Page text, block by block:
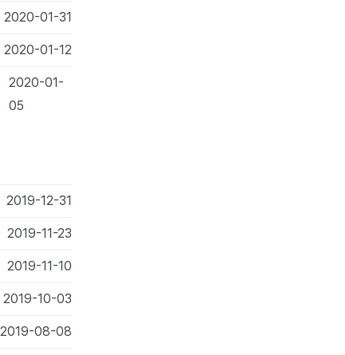
2020-01-31
2020-01-12
2020-01-
05
2019-12-31
2019-11-23
2019-11-10
2019-10-03
2019-08-08